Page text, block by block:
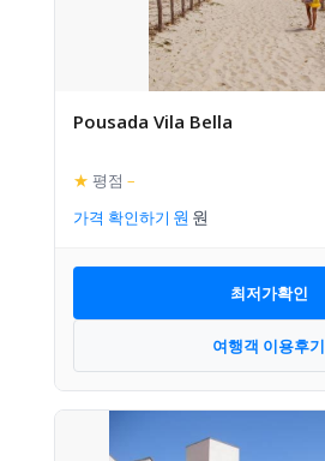
Pousada Vila Bella
★ 평점 –
가격 확인하기
최저가확인
여행객 이용후기